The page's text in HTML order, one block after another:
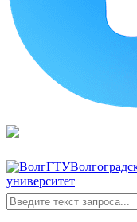
университет